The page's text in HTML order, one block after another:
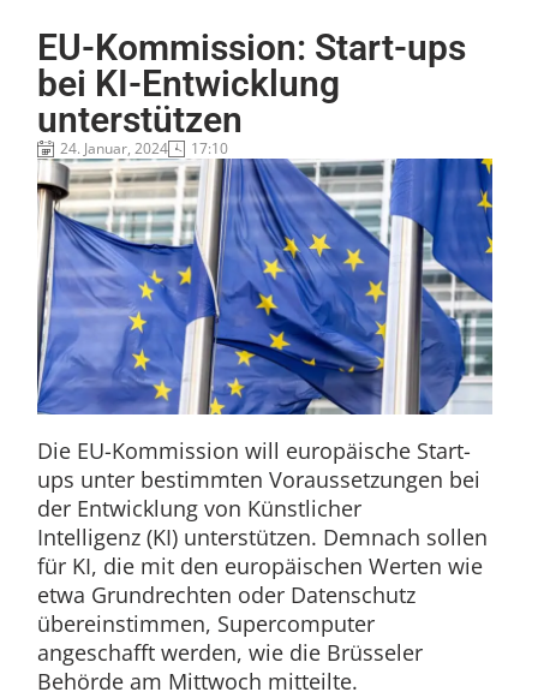
EU-Kommission: Start-ups
bei KI-Entwicklung
unterstützen
24. Januar, 2024 17:10
Die EU-Kommission will europäische Start-
ups unter bestimmten Voraussetzungen bei
der Entwicklung von Künstlicher
Intelligenz (KI) unterstützen. Demnach sollen
für KI, die mit den europäischen Werten wie
etwa Grundrechten oder Datenschutz
übereinstimmen, Supercomputer
angeschafft werden, wie die Brüsseler
Behörde am Mittwoch mitteilte.